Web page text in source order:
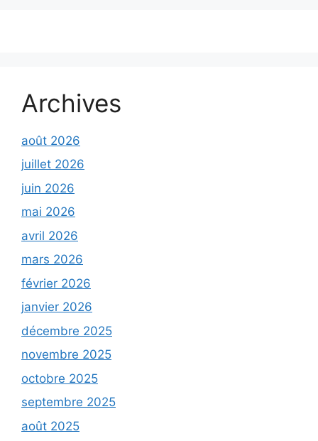
Archives
août 2026
juillet 2026
juin 2026
mai 2026
avril 2026
mars 2026
février 2026
janvier 2026
décembre 2025
novembre 2025
octobre 2025
septembre 2025
août 2025